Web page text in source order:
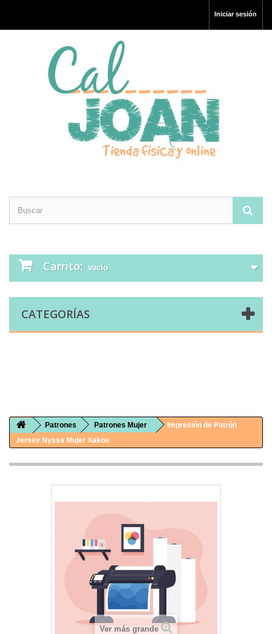
Iniciar sesión
Carrito: vacío
CATEGORÍAS
Patrones Patrones Mujer
Impresión de Patrón
Jersey Nyssa Mujer Xakoa
Ver más grande